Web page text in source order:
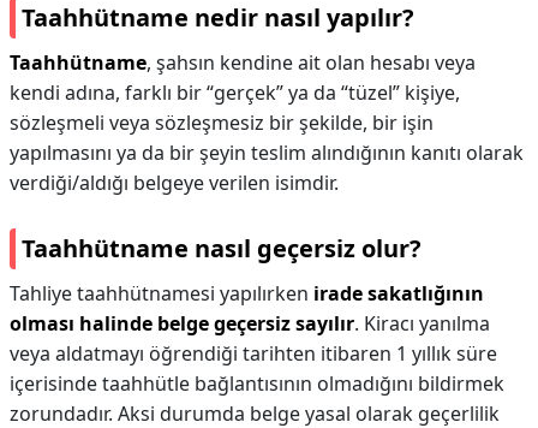
Taahhütname nedir nasıl yapılır?
Taahhütname, şahsın kendine ait olan hesabı veya
kendi adına, farklı bir “gerçek” ya da “tüzel” kişiye,
sözleşmeli veya sözleşmesiz bir şekilde, bir işin
yapılmasını ya da bir şeyin teslim alındığının kanıtı olarak
verdiği/aldığı belgeye verilen isimdir.
Taahhütname nasıl geçersiz olur?
Tahliye taahhütnamesi yapılırken irade sakatlığının
olması halinde belge geçersiz sayılır. Kiracı yanılma
veya aldatmayı öğrendiği tarihten itibaren 1 yıllık süre
içerisinde taahhütle bağlantısının olmadığını bildirmek
zorundadır. Aksi durumda belge yasal olarak geçerlilik